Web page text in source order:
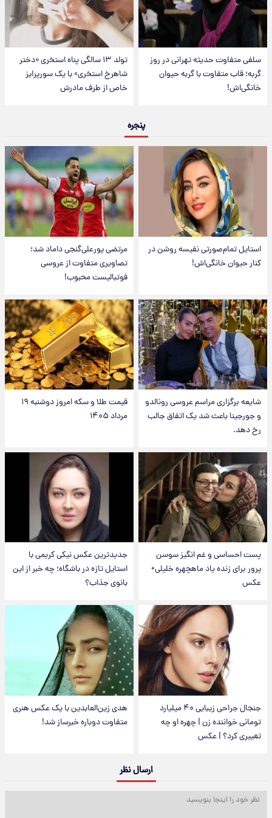
سلفی متفاوت حدیثه تهرانی در روز
گربه؛ قاب متفاوت با گربه حیوان
خانگی‌اش!
تولد ۱۳ سالگی پناه استخری «دختر
شاهرخ استخری» با یک سورپرایز
خاص از طرف مادرش
پنجره
استایل تمام‌صورتی نفیسه روشن در
کنار حیوان خانگی‌اش!
مرتضی پورعلی‌گنجی داماد شد؛
تصاویری متفاوت از عروسی
فوتبالیست محبوب!
شایعه برگزاری مراسم عروسی رونالدو
و جورجینا باعث شد یک اتفاق جالب
رخ دهد.
قیمت طلا و سکه امروز دوشنبه ۱۹
مرداد ۱۴۰۵
پست احساسی و غم انگیز سوسن
پرور برای زنده یاد ماهچهره خلیلی+
عکس
جدیدترین عکس نیکی کریمی با
استایل تازه در باشگاه؛ چه خبر از این
بانوی جذاب؟
جنجال جراحی زیبایی ۴۰ میلیارد
تومانی خواننده زن | چهره او چه
تغییری کرد؟ | عکس
هدی زین‌العابدین با یک عکس هنری
متفاوت دوباره خبرساز شد!
ارسال نظر